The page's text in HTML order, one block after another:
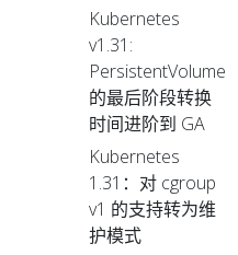
Kubernetes
v1.31:
PersistentVolume
的最后阶段转换
时间进阶到 GA
Kubernetes
1.31：对 cgroup
v1 的支持转为维
护模式